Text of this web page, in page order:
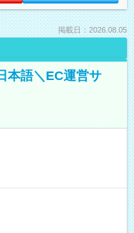
掲載日：2026.08.05
本語＼EC運営サ